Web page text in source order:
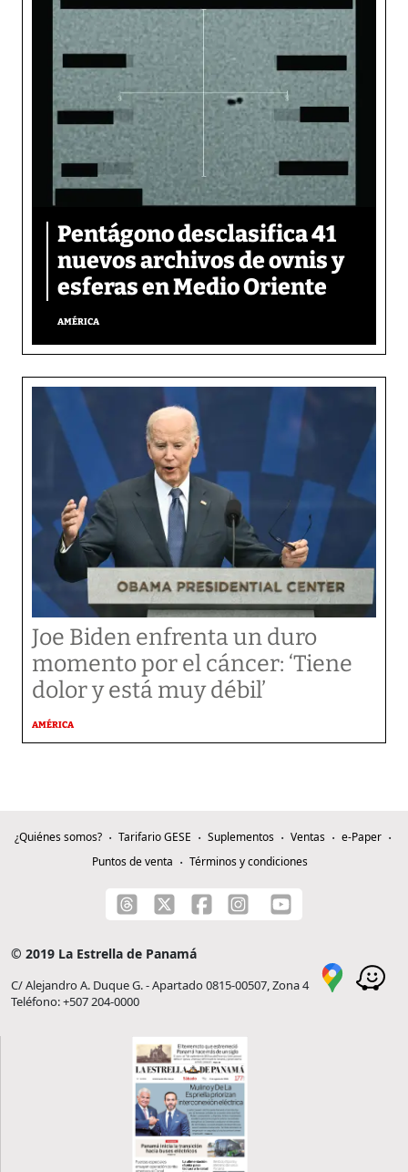
Pentágono desclasifica 41
nuevos archivos de ovnis y
esferas en Medio Oriente
AMÉRICA
Joe Biden enfrenta un duro
momento por el cáncer: ‘Tiene
dolor y está muy débil’
AMÉRICA
¿Quiénes somos? Tarifario GESE Suplementos Ventas
e-Paper
Puntos de venta
Términos y condiciones
© 2019 La Estrella de Panamá
C/ Alejandro A. Duque G. - Apartado 0815-00507, Zona 4
Teléfono: +507 204-0000